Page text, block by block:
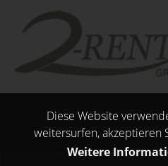
Diese Website
weitersurfen, akzeptieren
Weitere